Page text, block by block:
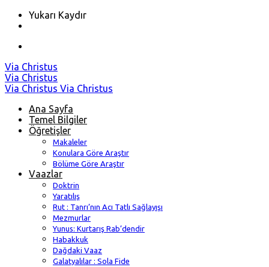
Yukarı Kaydır
Skip
to
content
Via Christus
Via Christus
Via Christus Via Christus
Ana Sayfa
Temel Bilgiler
Öğretişler
Makaleler
Konulara Göre Araştır
Bölüme Göre Araştır
Vaazlar
Doktrin
Yaratılış
Rut : Tanrı’nın Acı Tatlı Sağlayışı
Mezmurlar
Yunus: Kurtarış Rab’dendir
Habakkuk
Dağdaki Vaaz
Galatyalılar : Sola Fide